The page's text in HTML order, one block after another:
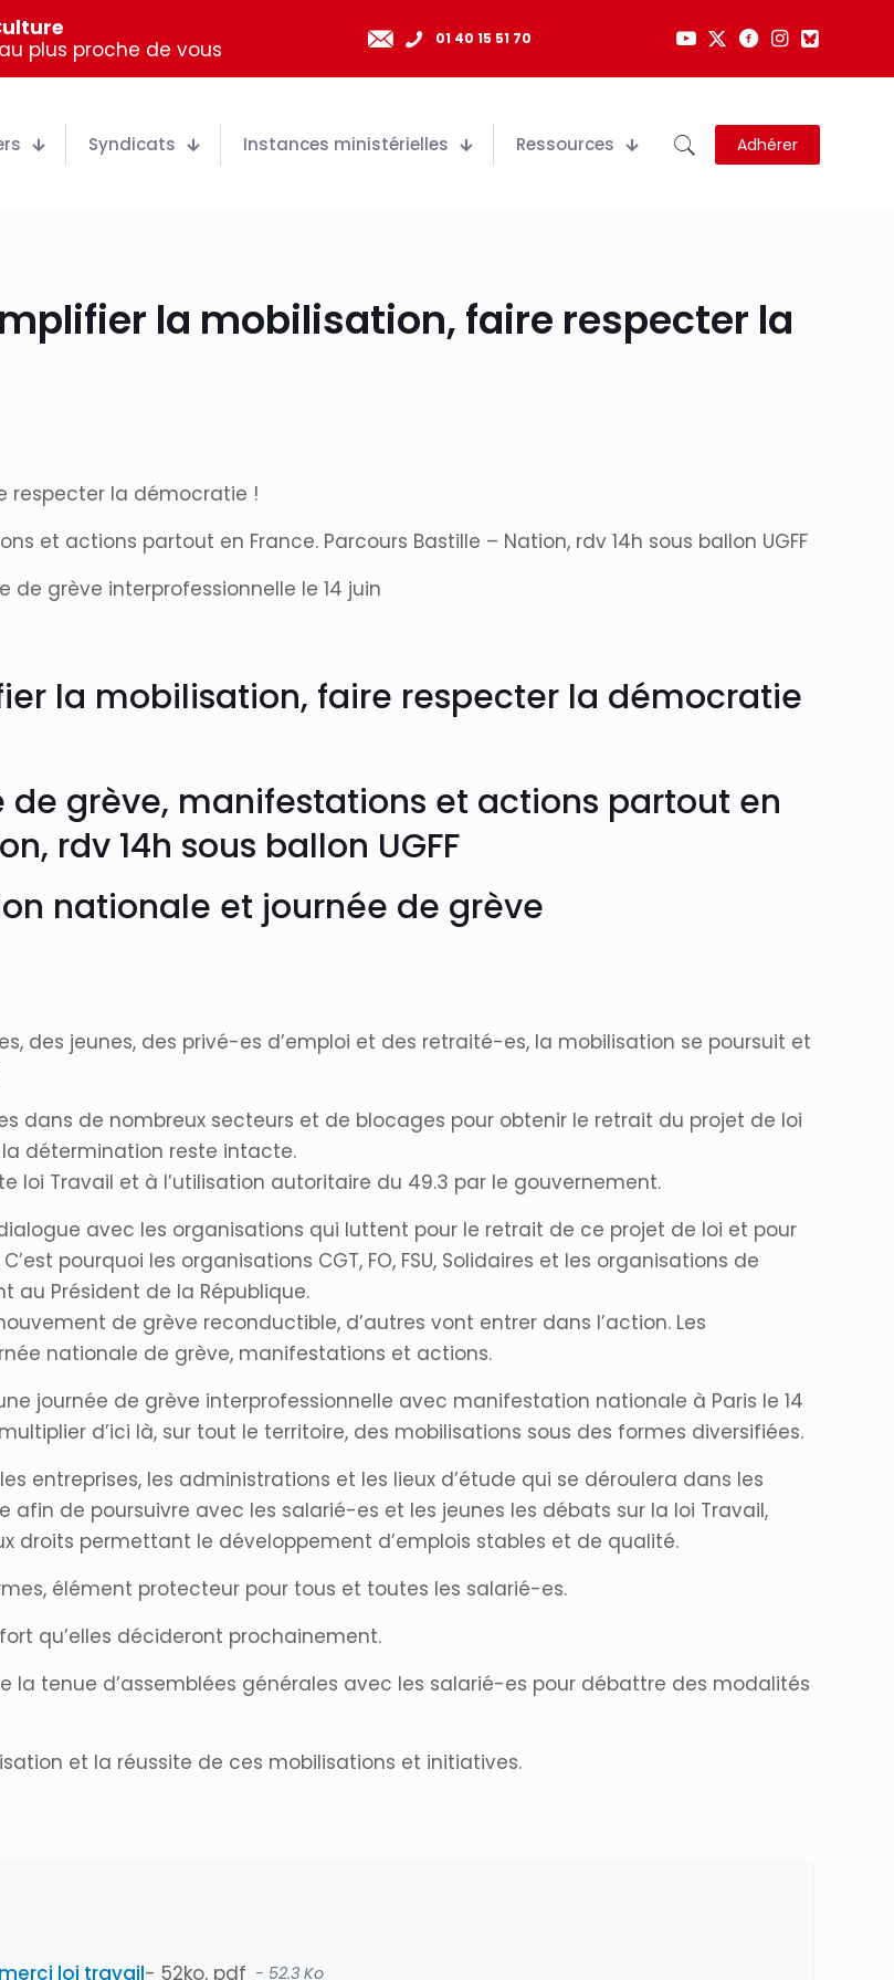
plus proche de vous
01 40 15 51 70
Syndicats Instances ministérielles Ressources Adhérer
la mobilisation, faire respecter la
respecter la démocratie !
et actions partout en France. Parcours Bastille – Nation, rdv 14h sous ballon UGFF
de grève interprofessionnelle le 14 juin
la mobilisation, faire respecter la démocratie
de grève, manifestations et actions partout en
rdv 14h sous ballon UGFF
nationale et journée de grève
des jeunes, des privé-es d’emploi et des retraité-es, la mobilisation se poursuit et
dans de nombreux secteurs et de blocages pour obtenir le retrait du projet de loi
détermination reste intacte.
loi Travail et à l’utilisation autoritaire du 49.3 par le gouvernement.
avec les organisations qui luttent pour le retrait de ce projet de loi et pour
pourquoi les organisations CGT, FO, FSU, Solidaires et les organisations de
au Président de la République.
de grève reconductible, d’autres vont entrer dans l’action. Les
nationale de grève, manifestations et actions.
journée de grève interprofessionnelle avec manifestation nationale à Paris le 14
d’ici là, sur tout le territoire, des mobilisations sous des formes diversifiées.
entreprises, les administrations et les lieux d’étude qui se déroulera dans les
de poursuivre avec les salarié-es et les jeunes les débats sur la loi Travail,
droits permettant le développement d’emplois stables et de qualité.
élément protecteur pour tous et toutes les salarié-es.
qu’elles décideront prochainement.
la tenue d’assemblées générales avec les salarié-es pour débattre des modalités
et la réussite de ces mobilisations et initiatives.
loi travail- 52ko, pdf - 52.3 Ko